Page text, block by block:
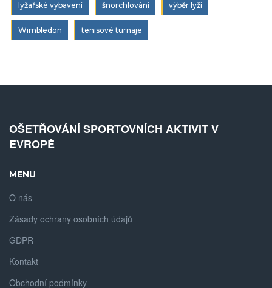
lyžařské vybavení šnorchlování výběr lyží
Wimbledon tenisové turnaje
OŠETŘOVÁNÍ SPORTOVNÍCH AKTIVIT V
EVROPĚ
MENU
O nás
Zásady ochrany osobních údajů
GDPR
Kontakt
Obchodní podmínky